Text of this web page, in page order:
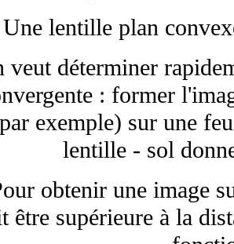
Une lentille plan
veut déterminer
: former
par exemple) sur une
lentille - sol
obtenir une image
être supérieure à la